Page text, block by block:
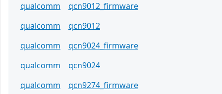
qualcomm
qcn9012_firmware
qualcomm
qcn9012
qualcomm
qcn9024_firmware
qualcomm
qcn9024
qualcomm
qcn9274_firmware